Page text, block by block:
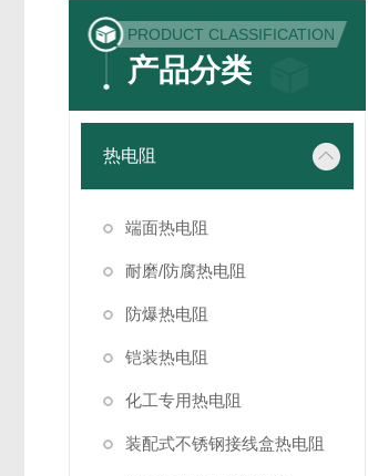
PRODUCT CLASSIFICATION
产品分类
热电阻
端面热电阻
耐磨/防腐热电阻
防爆热电阻
铠装热电阻
化工专用热电阻
装配式不锈钢接线盒热电阻